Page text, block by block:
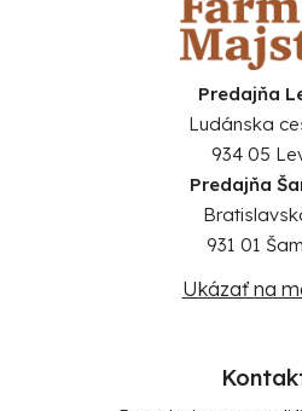
Predajňa
Ludánska
934 05
Predajňa
931 01
Ukázať na